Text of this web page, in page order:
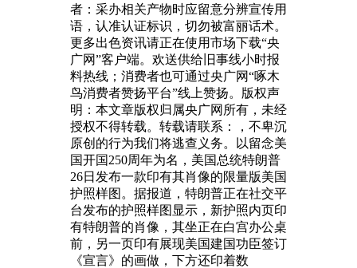
者：采办相关产物时应留意分辨宣传用
语，认准认证标识，切勿被富丽话术。
更多出色资讯请正在使用市场下载“央
广网”客户端。欢送供给旧事线小时报
料热线；消费者也可通过央广网“啄木
鸟消费者赞扬平台”线上赞扬。版权声
明：本文章版权归属央广网所有，未经
授权不得转载。转载请联系：，不卑沉
原创的行为我们将逃查义务。以留念美
国开国250周年为名，美国总统特朗普
26日发布一款印有其肖像的限量版美国
护照样图。据报道，特朗普正在社交平
台发布的护照样图显示，新护照内页印
有特朗普的肖像，其坐正在白宫办公桌
前，另一页印有展现美国建国功臣签订
《宣言》的画做，下方还印着数